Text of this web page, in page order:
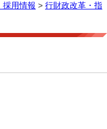
採用情報 > 行財政改革・指